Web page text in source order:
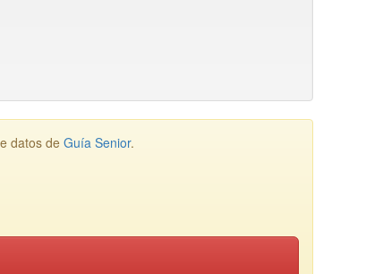
datos de Guía Senior.